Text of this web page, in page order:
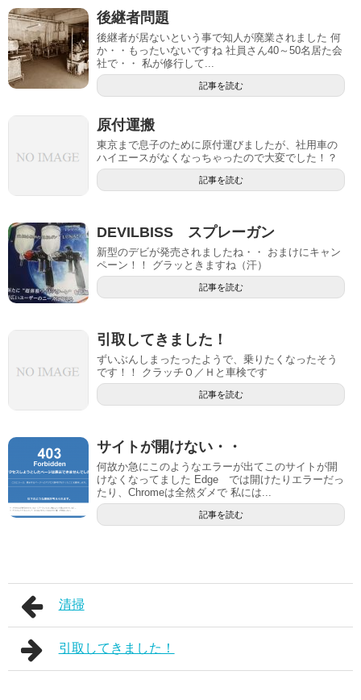
後継者問題
後継者が居ないという事で知人が廃業されました 何
か・・もったいないですね 社員さん40～50名居た会
社で・・ 私が修行して...
記事を読む
原付運搬
東京まで息子のために原付運びましたが、社用車の
ハイエースがなくなっちゃったので大変でした！？
記事を読む
DEVILBISS スプレーガン
新型のデビが発売されましたね・・ おまけにキャン
ペーン！！ グラッときますね（汗）
記事を読む
引取してきました！
ずいぶんしまったったようで、乗りたくなったそう
です！！ クラッチＯ／Ｈと車検です
記事を読む
サイトが開けない・・
何故か急にこのようなエラーが出てこのサイトが開
けなくなってました Edge では開けたりエラーだっ
たり、Chromeは全然ダメで 私には...
記事を読む
清掃
引取してきました！